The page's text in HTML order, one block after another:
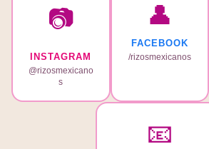
📷
INSTAGRAM
@rizosmexicano
s
👤
FACEBOOK
/rizosmexicanos
📧